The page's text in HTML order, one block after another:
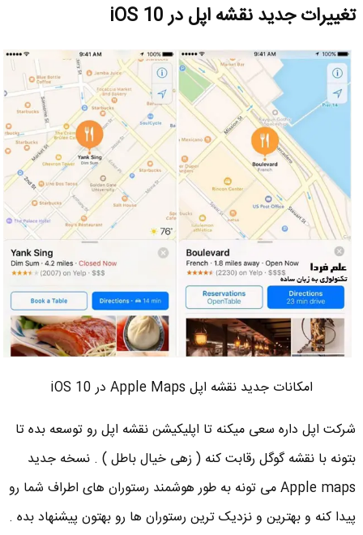
تغییرات جدید نقشه اپل در iOS 10
امکانات جدید نقشه اپل Apple Maps در iOS 10
شرکت اپل داره سعی میکنه تا اپلیکیشن نقشه اپل رو توسعه بده تا
بتونه با نقشه گوگل رقابت کنه ( زهی خیال باطل ) . نسخه جدید
Apple maps می تونه به طور هوشمند رستوران های اطراف شما رو
پیدا کنه و بهترین و نزدیک ترین رستوران ها رو بهتون پیشنهاد بده .